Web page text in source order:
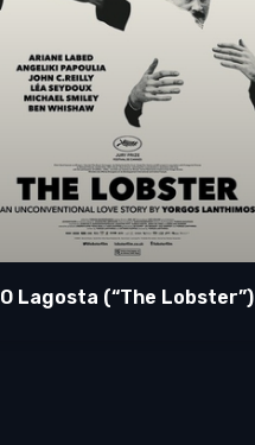
O Lagosta (“The Lobster”)